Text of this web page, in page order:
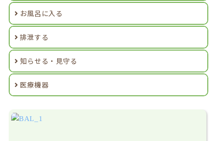
お風呂に入る
排泄する
知らせる・見守る
医療機器